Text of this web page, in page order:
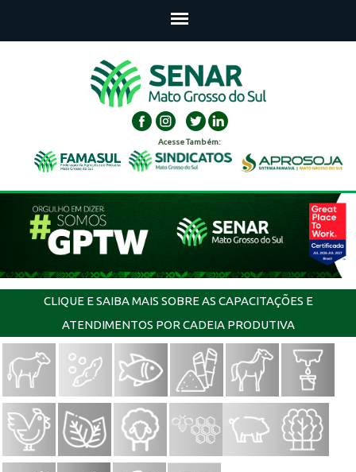
Acesse Também:
CLIQUE E SAIBA MAIS SOBRE AS CAPACITAÇÕES E
ATENDIMENTOS POR CADEIA PRODUTIVA